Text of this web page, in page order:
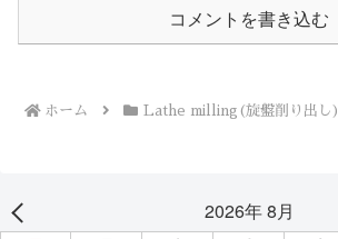
コメントを書き込む
ホーム Lathe milling(旋盤削り出し)
2026年 8月